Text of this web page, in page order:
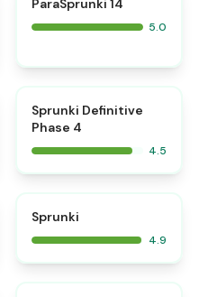
ParaSprunki 14
5.0
Sprunki Definitive
Phase 4
4.5
Sprunki
4.9